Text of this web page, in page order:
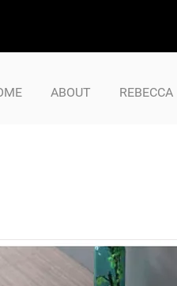
ABOUT REBECCA